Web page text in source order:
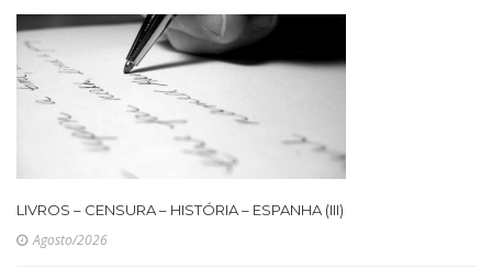
LIVROS – CENSURA – HISTÓRIA – ESPANHA (III)
Agosto/2026